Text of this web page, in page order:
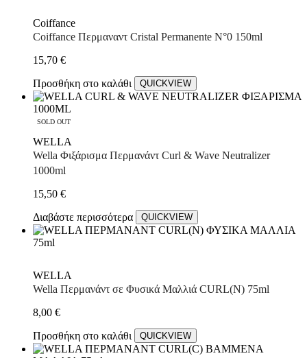
Coiffance
Coiffance Περμαναντ Cristal Permanente N°0 150ml
15,70 €
Προσθήκη στο καλάθι
QUICKVIEW
SOLD OUT
WELLA
Wella Φιξάρισμα Περμανάντ Curl & Wave Neutralizer
1000ml
15,50 €
Διαβάστε περισσότερα
QUICKVIEW
WELLA
Wella Περμανάντ σε Φυσικά Μαλλιά CURL(N) 75ml
8,00 €
Προσθήκη στο καλάθι
QUICKVIEW